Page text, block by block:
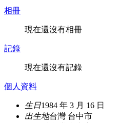
相冊
現在還沒有相冊
記錄
現在還沒有記錄
個人資料
生日1984 年 3 月 16 日
出生地台灣 台中市